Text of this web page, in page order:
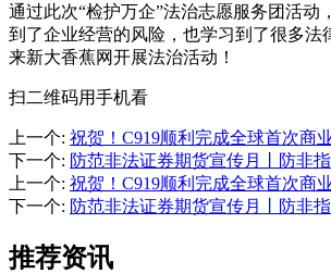
通过此次“检护万企”法治志愿服务团活动
到了企业经营的风险，也学习到了很多法律
来新大香蕉网开展法治活动！
扫二维码用手机看
上一个: 祝贺！C919顺利完成全球首次商
下一个: 防范非法证券期货宣传月丨防非
上一个: 祝贺！C919顺利完成全球首次商
下一个: 防范非法证券期货宣传月丨防非
推荐资讯